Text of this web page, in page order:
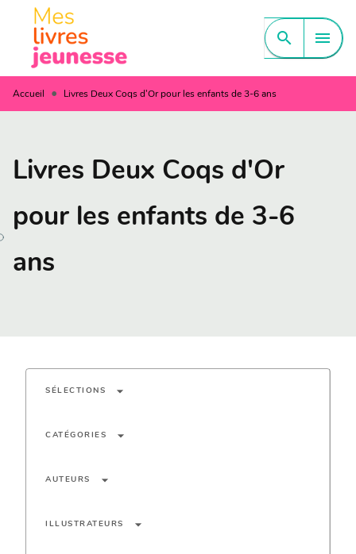
MENU CONTENU
PIED DE PAGE
search menu
Accueil • Livres Deux Coqs d'Or pour les enfants de 3-6 ans
Livres Deux Coqs d'Or
pour les enfants de 3-6
ans
SÉLECTIONS arrow_drop_down
CATÉGORIES arrow_drop_down
AUTEURS arrow_drop_down
ILLUSTRATEURS arrow_drop_down